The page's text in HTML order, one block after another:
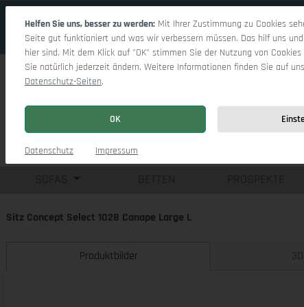
BETTEN PROSPEKTE
Sitz Concept Select 1028 Canape Large L
Produktbilder
Helfen Sie uns, besser zu werden: Mit Ihrer Zustimmung zu Cookies
Seite gut funktioniert und was wir verbessern müssen. Das hilf uns
hier sind. Mit dem Klick auf "OK" stimmen Sie der Nutzung von
Sie natürlich jederzeit ändern. Weitere Informationen finden Sie auf
Datenschutz-Seiten.
OK
Datenschutz Impressum